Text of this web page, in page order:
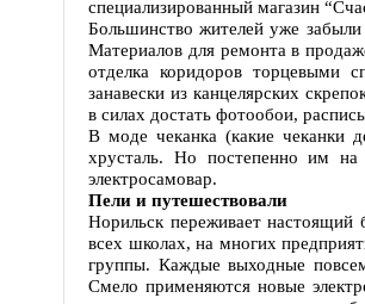
специализированный магазин
Большинство жителей уже
Материалов для ремонта в
отделка коридоров торцевыми
занавески из канцелярских
в силах достать фотообои,
В моде чеканка (какие чеканки
хрусталь. Но постепенно им на
электросамовар.
Пели и путешествовали
Норильск переживает
всех школах, на многих
группы. Каждые выходные
Смело применяются новые